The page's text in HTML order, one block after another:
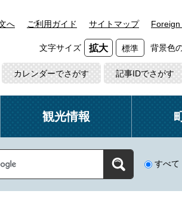
へ ご利用ガイド サイトマップ
文字サイズ 拡大 標準 背景色
カレンダーでさがす 記事IDでさがす
観光情報
すべて